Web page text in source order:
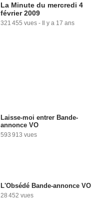
La Minute du mercredi 4
février 2009
321 455 vues - Il y a 17 ans
Laisse-moi entrer Bande-
annonce VO
593 913 vues
L'Obsédé Bande-annonce VO
28 452 vues